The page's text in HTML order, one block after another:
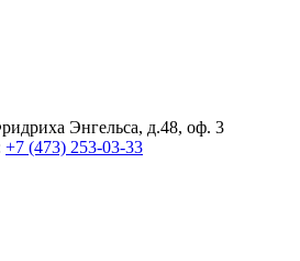
Энгельса, д.48, оф. 3
+7 (473) 253-03-33